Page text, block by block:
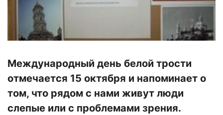
Международный день белой трости
отмечается 15 октября и напоминает о
том, что рядом с нами живут люди
слепые или с проблемами зрения.